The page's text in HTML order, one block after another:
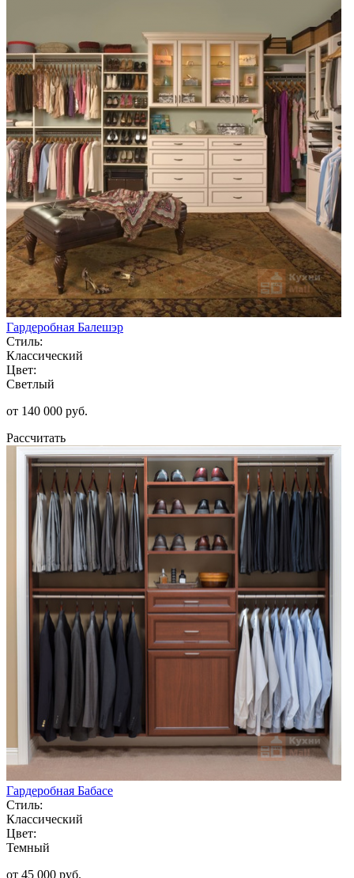
Гардеробная Балешэр
Стиль:
Классический
Цвет:
Светлый
от 140 000 руб.
Рассчитать
Гардеробная Бабасе
Стиль:
Классический
Цвет:
Темный
от 45 000 руб.